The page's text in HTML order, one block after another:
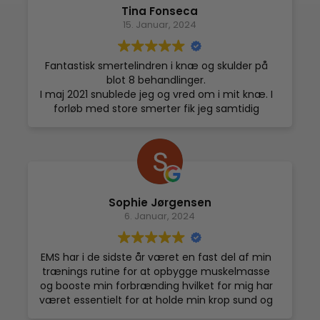
Tina Fonseca
15. Januar, 2024
Fantastisk smertelindren i knæ og skulder på
blot 8 behandlinger.
I maj 2021 snublede jeg og vred om i mit knæ. I
forløb med store smerter fik jeg samtidig
begrænset i min hverdag og blot lidt aktivitet
har udløst høj smerte i knæet. Efter blot 4
behandlinger i cryo-sauna fik jeg markant fald
i knæ-smerter og efter 8 behandlinger er der
nærmest ingen smerter ved almindelig brug
af knæet.
Da jeg i september fik akut frossen skulder
med fuldstændig låst arm og stærke smerter,
bookede jeg 3 Cryo-behandling pr uge med
god forbedring fra gang til gang. Især på
smerter, men nu også på bevægelighed.
Trods Lægens dom var hård og lød på mindst
1/2 år, hvis jeg var heldig. Cryobehandlingerne
Sophie Jørgensen
6. Januar, 2024
EMS har i de sidste år været en fast del af min
trænings rutine for at opbygge muskelmasse
og booste min forbrænding hvilket for mig har
været essentielt for at holde min krop sund og